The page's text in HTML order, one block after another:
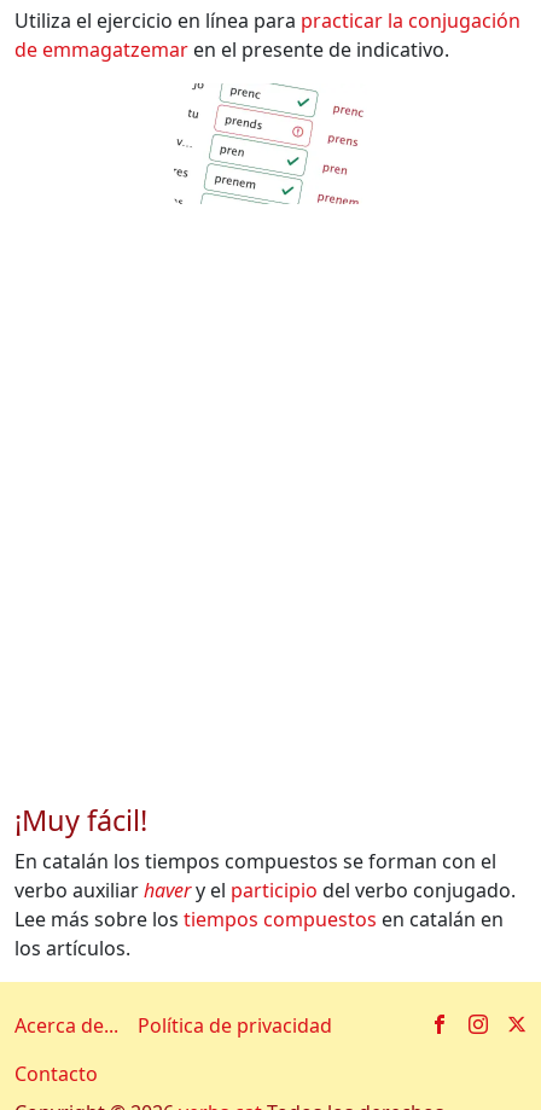
Utiliza el ejercicio en línea para practicar la conjugación
deemmagatzemar en el presente de indicativo.
¡Muy fácil!
En catalán los tiempos compuestos se forman con el
verbo auxiliarhavery el participio del verbo conjugado.
Lee más sobre los tiempos compuestos en catalán en
los artículos.
Facebook
Acerca de...
Política de privacidad
Contacto